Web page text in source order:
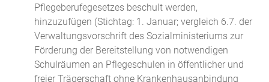
Pflegeberufegesetzes beschult werden,
hinzuzufügen (Stichtag: 1. Januar; vergleich 6.7. der
Verwaltungsvorschrift des Sozialministeriums zur
Förderung der Bereitstellung von notwendigen
Schulräumen an Pflegeschulen in öffentlicher und
freier Trägerschaft ohne Krankenhausanbindung